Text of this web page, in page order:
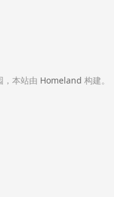
，本站由 Homeland 构建。